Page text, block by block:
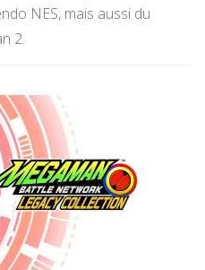
NES, mais aussi du
2.